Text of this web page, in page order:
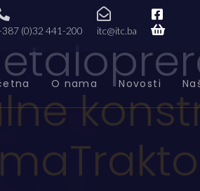
(0)32 441-200 itc@itc.ba
O nama Novosti